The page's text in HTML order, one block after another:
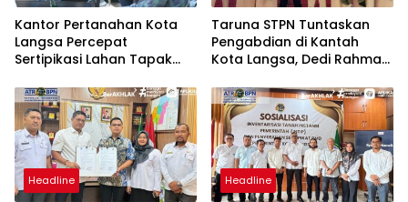
Kantor Pertanahan Kota
Langsa Percepat
Sertipikasi Lahan Tapak
Pengamanan Aset
Strategis Negara
Taruna STPN Tuntaskan
Pengabdian di Kantah
Kota Langsa, Dedi Rahmat
untuk Pelayanan
Pertanahan
Headline Headline